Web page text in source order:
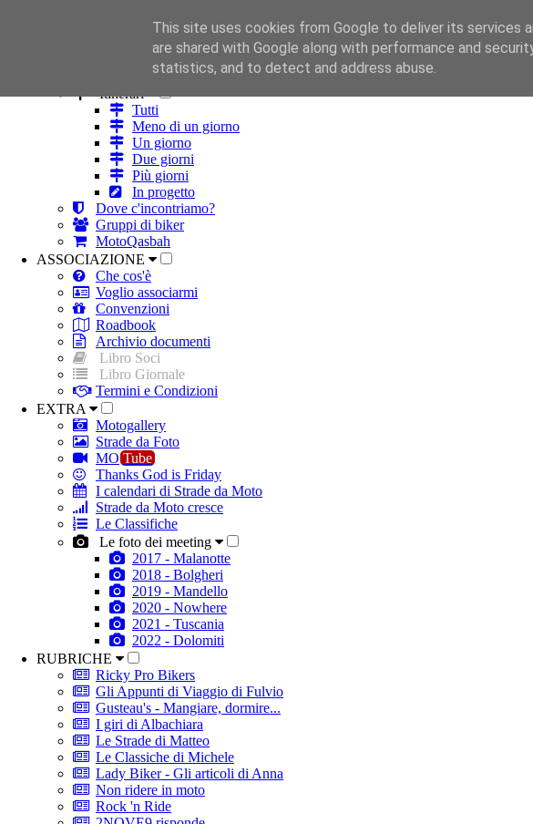
Itinerari
Tutti
Meno di un giorno
Un giorno
Due giorni
Più giorni
In progetto
Dove c'incontriamo?
Gruppi di biker
MotoQasbah
ASSOCIAZIONE
Che cos'è
Voglio associarmi
Convenzioni
Roadbook
Archivio documenti
Libro Soci
Libro Giornale
Termini e Condizioni
EXTRA
Motogallery
Strade da Foto
MO Tube
Thanks God is Friday
I calendari di Strade da Moto
Strade da Moto cresce
Le Classifiche
Le foto dei meeting
2017 - Malanotte
2018 - Bolgheri
2019 - Mandello
2020 - Nowhere
2021 - Tuscania
2022 - Dolomiti
RUBRICHE
Ricky Pro Bikers
Gli Appunti di Viaggio di Fulvio
Gusteau's - Mangiare, dormire...
I giri di Albachiara
Le Strade di Matteo
Le Classiche di Michele
Lady Biker - Gli articoli di Anna
Non ridere in moto
Rock 'n Ride
This site uses cookies from Google to deliver its services
are shared with Google along with performance and
statistics, and to detect and address abuse.